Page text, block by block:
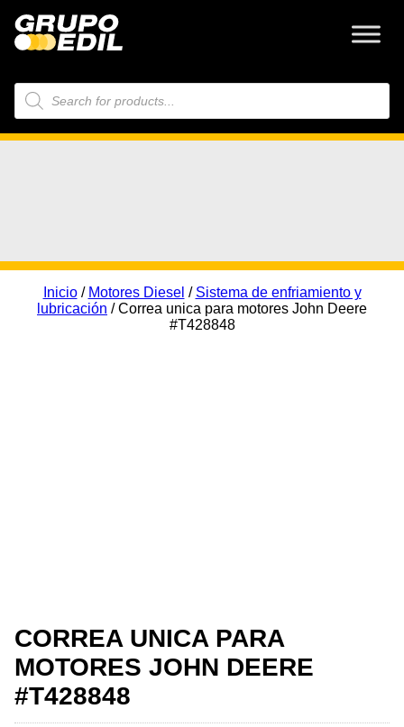
Búsqueda
de
productos
Inicio/ Motores Diesel / Sistema de enfriamiento y
lubricación / Correa unica para motores John Deere
#T428848
CORREA UNICA PARA
MOTORES JOHN DEERE
#T428848